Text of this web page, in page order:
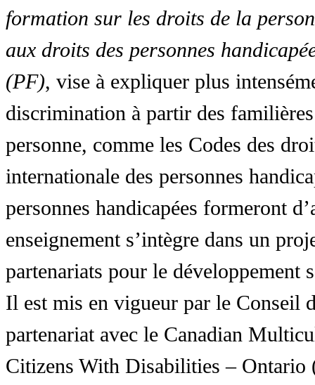
formation sur les droits de la
aux droits des personnes
(PF), vise à expliquer plus
discrimination à partir des
personne, comme les Codes des
internationale des personnes
personnes handicapées formeront
enseignement s’intègre dans un
partenariats pour le développement
Il est mis en vigueur par le Conseil
partenariat avec le Canadian
Citizens With Disabilities – Ontario